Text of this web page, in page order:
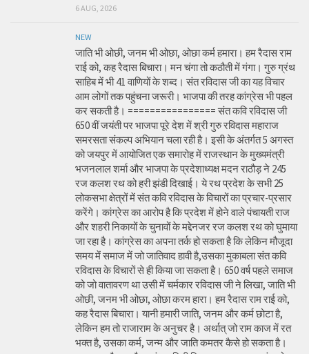
6 AUG, 2026
NEW
जाति भी ओछी, जनम भी ओछा, ओछा कर्म हमारा। हम रैदास राम
राई को, कह रैदास बिचारा। मन चंगा तो कठौती में गंगा। गुरु ग्रंथ
साहिब में भी 41 वाणियों के शब्द। संत रविदास जी का यह विचार
आम लोगों तक पहुंचना जरूरी। भाजपा की तरह कांग्रेस भी पहल
कर सकती है। ================ संत कवि रविदास जी
650 वीं जयंती पर भाजपा पूरे देश में श्री गुरु रविदास महाराज
समरसता संकल्प अभियान चला रही है। इसी के अंतर्गत 5 अगस्त
को जयपुर में आयोजित एक समारोह में राजस्थान के मुख्यमंत्री
भजनलाल शर्मा और भाजपा के प्रदेशाध्यक्ष मदन राठौड़ ने 245
रज कलश रथ को हरी झंडी दिखाई। ये रथ प्रदेश के सभी 25
लोकसभा क्षेत्रों में संत कवि रविदास के विचारों का प्रचार-प्रसार
करेंगे। कांग्रेस का आरोप है कि प्रदेश में होने वाले पंचायती राज
और शहरी निकायों के चुनावों के मद्देनजर रज कलश रथ को घुमाया
जा रहा है। कांग्रेस का अपना तर्क हो सकता है कि लेकिन मौजूदा
समय में समाज में जो जातिवाद हावी है,उसका मुकाबला संत कवि
रविदास के विचारों से ही किया जा सकता है। 650 वर्ष पहले समाज
को जो वातावरण था उसी में चर्मकार रविदास जी ने लिखा, जाति भी
ओछी, जनम भी ओछा, ओछा करम हारा। हम रैदास राम राई को,
कह रैदास बिचारा। यानी हमारी जाति, जनम और कर्म छोटा है,
लेकिन हम तो राजाराम के अनुचर है। अर्थात् जो राम काज में रत
भक्त है, उसका कर्म, जन्म और जाति कमतर कैसे हो सकता है।